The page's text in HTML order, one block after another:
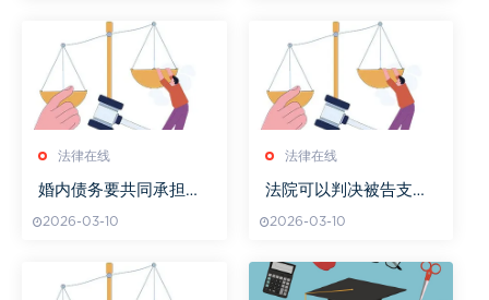
法律在线
婚内债务要共同承担
2026-03-10
法律在线
法院可以判决被告支付
2026-03-10